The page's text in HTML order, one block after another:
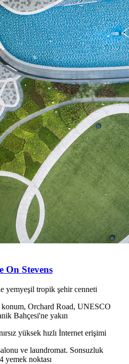
On Stevens
yemyeşil tropik şehir cenneti
konum, Orchard Road, UNESCO
Bahçesi'ne yakın
yüksek hızlı İnternet erişimi
ve laundromat. Sonsuzluk
yemek noktası